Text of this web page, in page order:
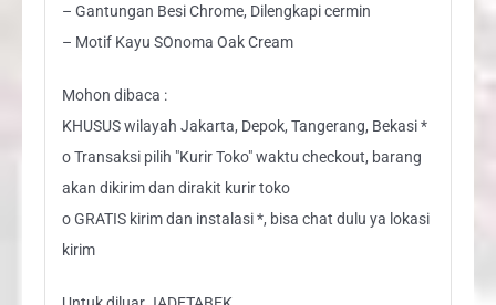
– Gantungan Besi Chrome, Dilengkapi cermin
– Motif Kayu SOnoma Oak Cream
Mohon dibaca :
KHUSUS wilayah Jakarta, Depok, Tangerang, Bekasi *
o Transaksi pilih "Kurir Toko" waktu checkout, barang
akan dikirim dan dirakit kurir toko
o GRATIS kirim dan instalasi *, bisa chat dulu ya lokasi
kirim